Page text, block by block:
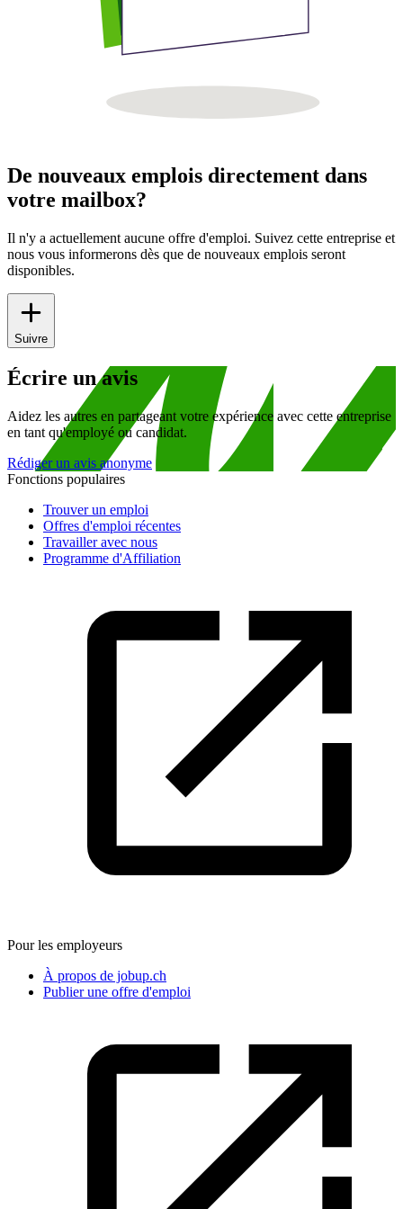
De nouveaux emplois directement dans
votre mailbox?
Il n'y a actuellement aucune offre d'emploi. Suivez cette entreprise et
nous vous informerons dès que de nouveaux emplois seront
disponibles.
Suivre
Écrire un avis
Aidez les autres en partageant votre expérience avec cette entreprise
en tant qu'employé ou candidat.
Rédiger un avis anonyme
Fonctions populaires
Trouver un emploi
Offres d'emploi récentes
Travailler avec nous
Programme d'Affiliation
Pour les employeurs
À propos de jobup.ch
Publier une offre d'emploi